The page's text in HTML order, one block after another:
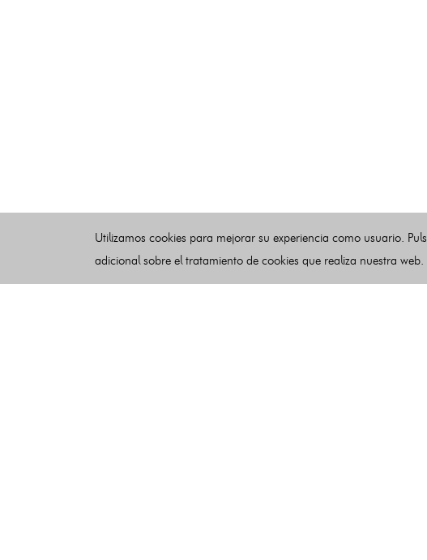
Utilizamos cookies para mejorar su experiencia como usuario.
adicional sobre el tratamiento de cookies que realiza nuestra web.